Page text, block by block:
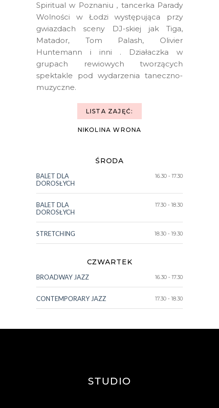
Spiritual w Poznaniu , tancerka Parady
Wolności w Łodzi występująca przy
gwiazdach sceny DJ-skiej jak Tiga,
Matador, Tom Palash, Olivier
Huntemann i inni . Działaczka w
grupach rewiowych tworzących
spektakle pod wydarzenia taneczno-
muzyczne.
LISTA ZAJĘĆ:
NIKOLINA WRONA
ŚRODA
BALET DLA
DOROSŁYCH
16.30 - 17.30
BALET DLA
DOROSŁYCH
17.30 - 18.30
STRETCHING 18.30 - 19.30
CZWARTEK
BROADWAY JAZZ 16.30 - 17.30
CONTEMPORARY JAZZ 17.30 - 18.30
STUDIO